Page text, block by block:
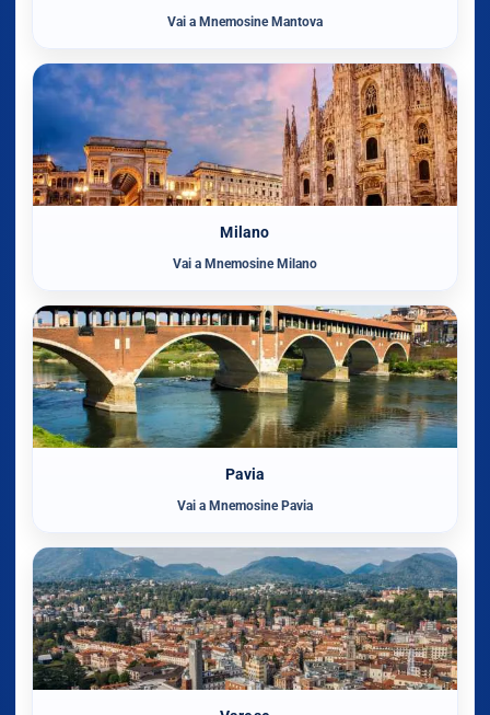
Vai a Mnemosine Mantova
Milano
Vai a Mnemosine Milano
Pavia
Vai a Mnemosine Pavia